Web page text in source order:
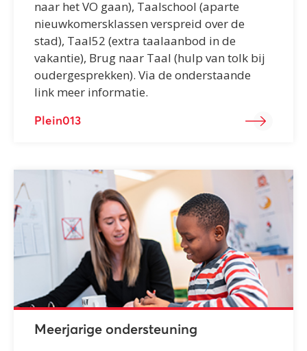
naar het VO gaan), Taalschool (aparte
nieuwkomersklassen verspreid over de
stad), Taal52 (extra taalaanbod in de
vakantie), Brug naar Taal (hulp van tolk bij
oudergesprekken). Via de onderstaande
link meer informatie.
Plein013
Meerjarige ondersteuning